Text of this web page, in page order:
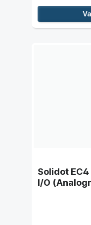
Solidot
I/O